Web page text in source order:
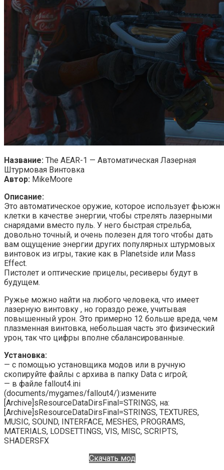
Название: The AEAR-1 — Автоматическая Лазерная
Штурмовая Винтовка
Автор: MikeMoore
Описание:
Это автоматическое оружие, которое использует фьюжн
клетки в качестве энергии, чтобы стрелять лазерными
снарядами вместо пуль. У него быстрая стрельба,
довольно точный, и очень полезен для того чтобы дать
вам ощущение энергии других популярных штурмовых
винтовок из игры, такие как в Planetside или Mass
Effect.
Пистолет и оптические прицелы, ресиверы будут в
будущем.
Ружье можно найти на любого человека, что имеет
лазерную винтовку , но гораздо реже, учитывая
повышенный урон. Это примерно 12 больше вреда, чем
плазменная винтовка, небольшая часть это физический
урон, так что цифры вполне сбалансированные.
Установка:
— с помощью установщика модов или в ручную
скопируйте файлы с архива в папку Data с игрой;
— в файле fallout4.ini
(documents/mygames/fallout4/):измените
[Archive]sResourceDataDirsFinal=STRINGS, на:
[Archive]sResourceDataDirsFinal=STRINGS, TEXTURES,
MUSIC, SOUND, INTERFACE, MESHES, PROGRAMS,
MATERIALS, LODSETTINGS, VIS, MISC, SCRIPTS,
SHADERSFX
Скачать мод